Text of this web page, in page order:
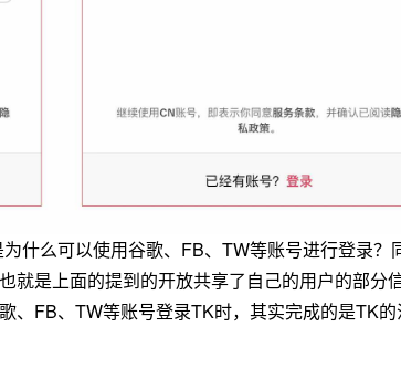
什么可以使用谷歌、FB、TW等账号进行登录？
就是上面的提到的开放共享了自己的用户的部分
、FB、TW等账号登录TK时，其实完成的是TK